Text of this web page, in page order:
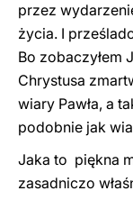
przez
życia. I
Bo zobaczyłem
Chrystusa
wiary Pawła, a
podobnie jak
Jaka to piękna
zasadniczo